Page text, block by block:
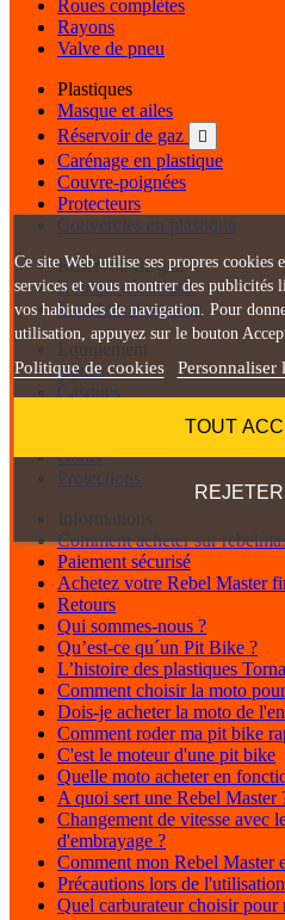
Roues complètes
Rayons
Valve de pneu
Plastiques
Masque et ailes
Réservoir de gaz

Carénage en plastique
Couvre-poignées
Protecteurs
Couvercles en plastique
Réservoir de gaz
Robinet d´essence
Bouchon d'essence
Équipement
Bottes
Casques
Gants
Protections
Informations
Comment acheter sur
Paiement sécurisé
Achetez votre Rebel Master
Retours
Qui sommes-nous ?
Qu’est-ce qu´un Pit Bike ?
L’histoire des plastiques
Comment choisir la moto
Dois-je acheter la moto de
Comment roder ma pit bike
C'est le moteur d'une pit bike
Quelle moto acheter en
A quoi sert une Rebel Master
Changement de vitesse avec
d'embrayage ?
Comment mon Rebel Master
Précautions lors de
Quel carburateur choisir pour
Ce site Web utilise ses propres cookies
services et vous montrer des publicités
vos habitudes de navigation. Pour
utilisation, appuyez sur le bouton
Politique de cookies Personnaliser
TOUT